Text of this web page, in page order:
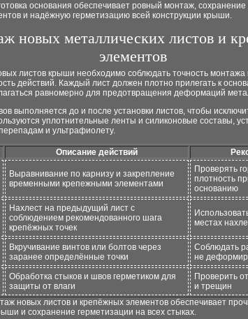
основания обеспечивает ровный монтаж, сохранение
и надёжную герметизацию всей конструкции крыши.
новых металлических листов и
элементов
листов крыши необходимо соблюдать точность монтажа
действий. Каждый лист должен плотно прилегать к
равномерно для предотвращения деформаций
выполняется до и после установки листов, чтобы
уплотнительные ленты и силиконовые составы,
и ультрафиолету.
Описание действий
Выравнивание по карнизу и закрепление
временными крепежными элементами
Проверять
плотность
основанию
Нахлест на предыдущий лист с
соблюдением рекомендованного шага
крепёжных точек
местах
Вкручивание винтов или болтов через
заранее определённые точки
Соблюдать
не
Обработка стыков и швов герметиком для
защиты от влаги
Проверить
и трещин
новых листов и крепёжных элементов обеспечивает
и сохранение герметизации на всех стыках.